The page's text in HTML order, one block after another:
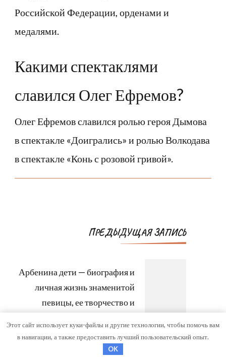
Российской Федерации, орденами и
медалями.
Какими спектаклями
славился Олег Ефремов?
Олег Ефремов славился ролью героя Дымова
в спектакле «Доигрались» и ролью Волкодава
в спектакле «Конь с розовой гривой».
Навигация
ПРЕДЫДУЩАЯ ЗАПИСЬ
Арбенина дети — биография и
личная жизнь знаменитой
певицы, ее творчество и
факты
СЛЕДУЮЩАЯ ЗАПИСЬ
Этот сайт использует куки-файлы и другие технологии, чтобы помочь вам
в навигации, а также предоставить лучший пользовательский опыт.
OK